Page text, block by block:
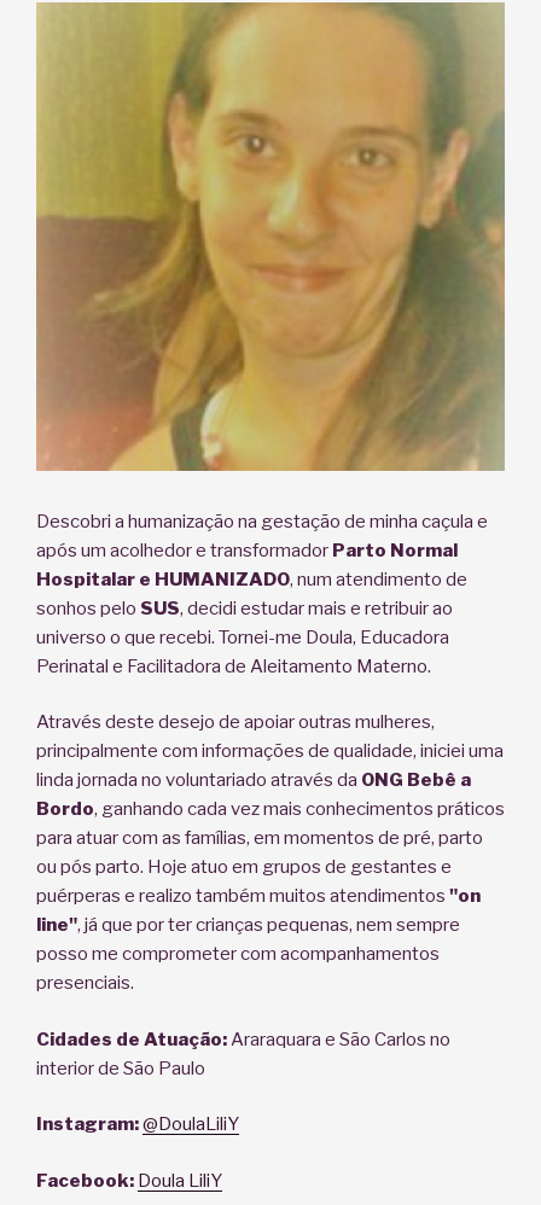
Descobri a humanização na gestação de minha caçula e
após um acolhedor e transformador Parto Normal
Hospitalar e HUMANIZADO, num atendimento de
sonhos pelo SUS, decidi estudar mais e retribuir ao
universo o que recebi. Tornei-me Doula, Educadora
Perinatal e Facilitadora de Aleitamento Materno.
Através deste desejo de apoiar outras mulheres,
principalmente com informações de qualidade, iniciei uma
linda jornada no voluntariado através da ONG Bebê a
Bordo, ganhando cada vez mais conhecimentos práticos
para atuar com as famílias, em momentos de pré, parto
ou pós parto. Hoje atuo em grupos de gestantes e
puérperas e realizo também muitos atendimentos "on
line", já que por ter crianças pequenas, nem sempre
posso me comprometer com acompanhamentos
presenciais.
Cidades de Atuação: Araraquara e São Carlos no
interior de São Paulo
Instagram:@DoulaLiliY
Facebook: Doula LiliY